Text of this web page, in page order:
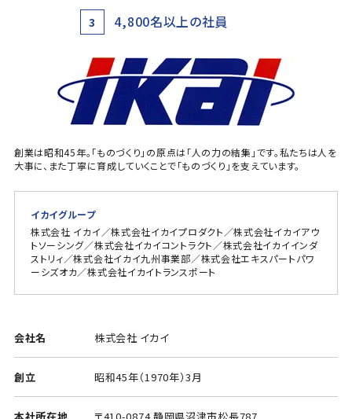
3 4,800名以上の社員
創業は昭和45年。「ものづくり」の原点は「人の力の結集」です。私たちは人を
大事に、また丁寧に育成していくことで「ものづくり」を支えています。
イカイグループ
株式会社 イカイ／株式会社イカイプロダクト／株式会社イカイアウ
トソーシング／株式会社イカイコントラクト／株式会社イカイインダ
ストリィ／株式会社イカイ九州事業部／株式会社エキスパートパワ
ーシズオカ／株式会社イカイトランスポート
会社名 株式会社 イカイ
創立 昭和45年（1970年）3月